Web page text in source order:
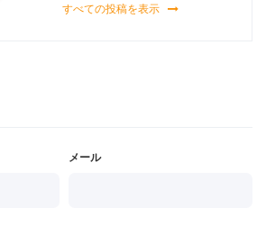
すべての投稿を表示
メール